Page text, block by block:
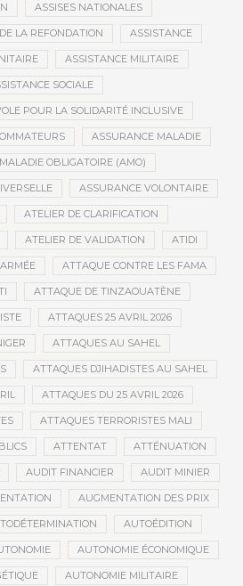
ASSISES NATIONALES
LA REFONDATION ASSISTANCE
ASSISTANCE MILITAIRE
SOCIALE
POUR LA SOLIDARITÉ INCLUSIVE
ASSURANCE MALADIE
OBLIGATOIRE (AMO)
ASSURANCE VOLONTAIRE
ATELIER DE CLARIFICATION
ATELIER DE VALIDATION ATIDI
ATTAQUE CONTRE LES FAMA
ATTAQUE DE TINZAOUATÈNE
ATTAQUES 25 AVRIL 2026
ATTAQUES AU SAHEL
ATTAQUES DJIHADISTES AU SAHEL
ATTAQUES DU 25 AVRIL 2026
ATTAQUES TERRORISTES MALI
ATTENTAT ATTÉNUATION
AUDIT FINANCIER AUDIT MINIER
AUGMENTATION DES PRIX
AUTOÉDITION
AUTONOMIE ÉCONOMIQUE
AUTONOMIE MILITAIRE